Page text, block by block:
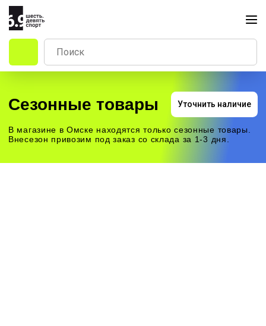
Сезонные товары
В магазине в Омске находятся только сезонные товары.
Внесезон привозим под заказ со склада за 1-3 дня.